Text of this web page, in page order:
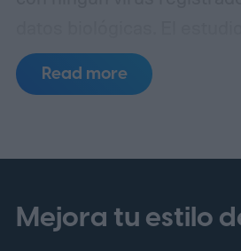
revista Science, demostró
secuencias creadas por el
utilizado se llama Evo 2 y
manera similar a un
Read more
Mejora tu estilo